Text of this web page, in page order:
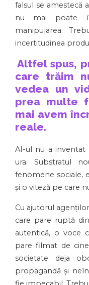
falsul se amestecă
nu mai poate
manipularea.
incertitudinea
Altfel spus,
care trăim
vedea un
prea multe
mai avem
reale.
AI-ul nu a inventat
ura. Substratul
fenomene sociale,
și o viteză pe care
Cu ajutorul
care pare ruptă
autentică, o voce
pare filmat de
societate deja
propagandă și